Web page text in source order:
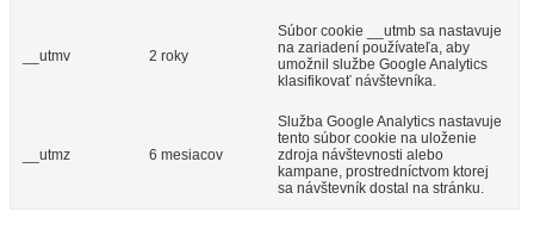
__utmv 2 roky
Súbor cookie __utmb sa nastavuje
na zariadení používateľa, aby
umožnil službe Google Analytics
klasifikovať návštevníka.
__utmz 6 mesiacov
Služba Google Analytics nastavuje
tento súbor cookie na uloženie
zdroja návštevnosti alebo
kampane, prostredníctvom ktorej
sa návštevník dostal na stránku.